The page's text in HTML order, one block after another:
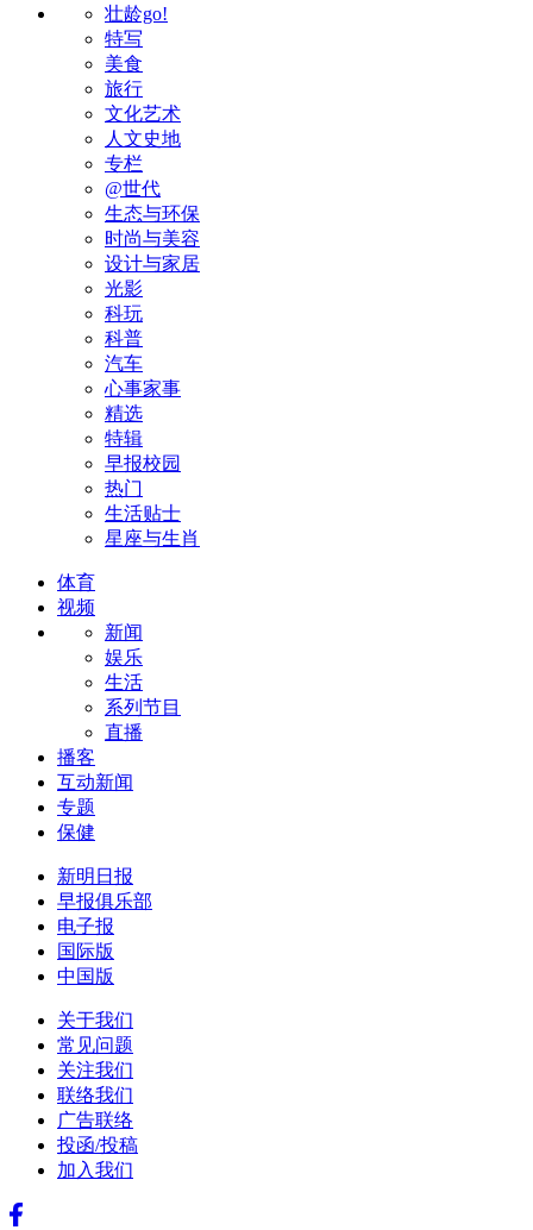
壮龄go!
特写
美食
旅行
文化艺术
人文史地
专栏
@世代
生态与环保
时尚与美容
设计与家居
光影
科玩
科普
汽车
心事家事
精选
特辑
早报校园
热门
生活贴士
星座与生肖
体育
视频
新闻
娱乐
生活
系列节目
直播
播客
互动新闻
专题
保健
新明日报
早报俱乐部
电子报
国际版
中国版
关于我们
常见问题
关注我们
联络我们
广告联络
投函/投稿
加入我们